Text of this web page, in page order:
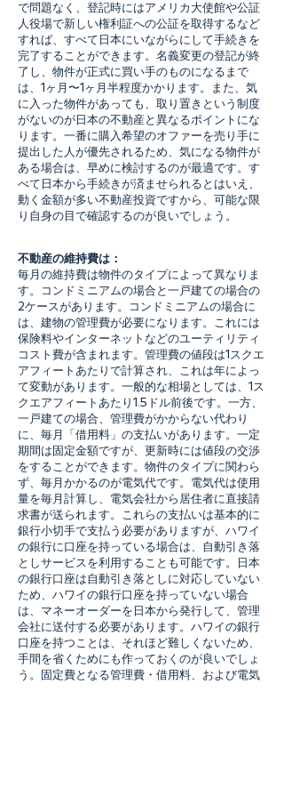
で問題なく、登記時にはアメリカ大使館や公証
人役場で新しい権利証への公証を取得するなど
すれば、すべて日本にいながらにして手続きを
完了することができます。名義変更の登記が終
了し、物件が正式に買い手のものになるまで
は、1ヶ月〜1ヶ月半程度かかります。また、気
に入った物件があっても、取り置きという制度
がないのが日本の不動産と異なるポイントにな
ります。一番に購入希望のオファーを売り手に
提出した人が優先されるため、気になる物件が
ある場合は、早めに検討するのが最適です。す
べて日本から手続きが済ませられるとはいえ、
動く金額が多い不動産投資ですから、可能な限
り自身の目で確認するのが良いでしょう。
不動産の維持費は：
毎月の維持費は物件のタイプによって異なりま
す。コンドミニアムの場合と一戸建ての場合の
2ケースがあります。コンドミニアムの場合に
は、建物の管理費が必要になります。これには
保険料やインターネットなどのユーティリティ
コスト費が含まれます。管理費の値段は1スクエ
アフィートあたりで計算され、これは年によっ
て変動があります。一般的な相場としては、1ス
クエアフィートあたり1.5ドル前後です。一方、
一戸建ての場合、管理費がかからない代わり
に、毎月「借用料」の支払いがあります。一定
期間は固定金額ですが、更新時には値段の交渉
をすることができます。物件のタイプに関わら
ず、毎月かかるのが電気代です。電気代は使用
量を毎月計算し、電気会社から居住者に直接請
求書が送られます。これらの支払いは基本的に
銀行小切手で支払う必要がありますが、ハワイ
の銀行に口座を持っている場合は、自動引き落
としサービスを利用することも可能です。日本
の銀行口座は自動引き落としに対応していない
ため、ハワイの銀行口座を持っていない場合
は、マネーオーダーを日本から発行して、管理
会社に送付する必要があります。ハワイの銀行
口座を持つことは、それほど難しくないため、
手間を省くためにも作っておくのが良いでしょ
う。固定費となる管理費・借用料、および電気